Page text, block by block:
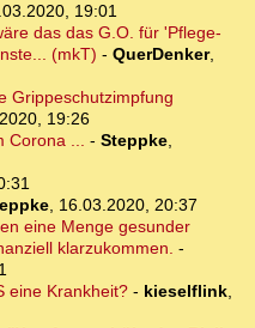
19:01
das das G.O. für 'Pflege-
(mkT) - QuerDenker,
Grippeschutzimpfung
19:26
Corona ... - Steppke,
, 16.03.2020, 20:37
eine Menge gesunder
klarzukommen. -
eine Krankheit?- kieselflink,